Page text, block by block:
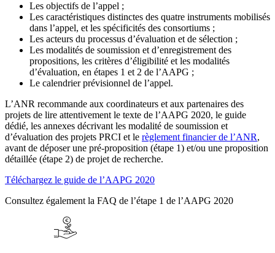
Les objectifs de l’appel ;
Les caractéristiques distinctes des quatre instruments mobilisés
dans l’appel, et les spécificités des consortiums ;
Les acteurs du processus d’évaluation et de sélection ;
Les modalités de soumission et d’enregistrement des
propositions, les critères d’éligibilité et les modalités
d’évaluation, en étapes 1 et 2 de l’AAPG ;
Le calendrier prévisionnel de l’appel.
L’ANR recommande aux coordinateurs et aux partenaires des
projets de lire attentivement le texte de l’AAPG 2020, le guide
dédié, les annexes décrivant les modalité de soumission et
d’évaluation des projets PRCI et le règlement financier de l’ANR,
avant de déposer une pré-proposition (étape 1) et/ou une proposition
détaillée (étape 2) de projet de recherche.
Téléchargez le guide de l’AAPG 2020
Consultez également la FAQ de l’étape 1 de l’AAPG 2020